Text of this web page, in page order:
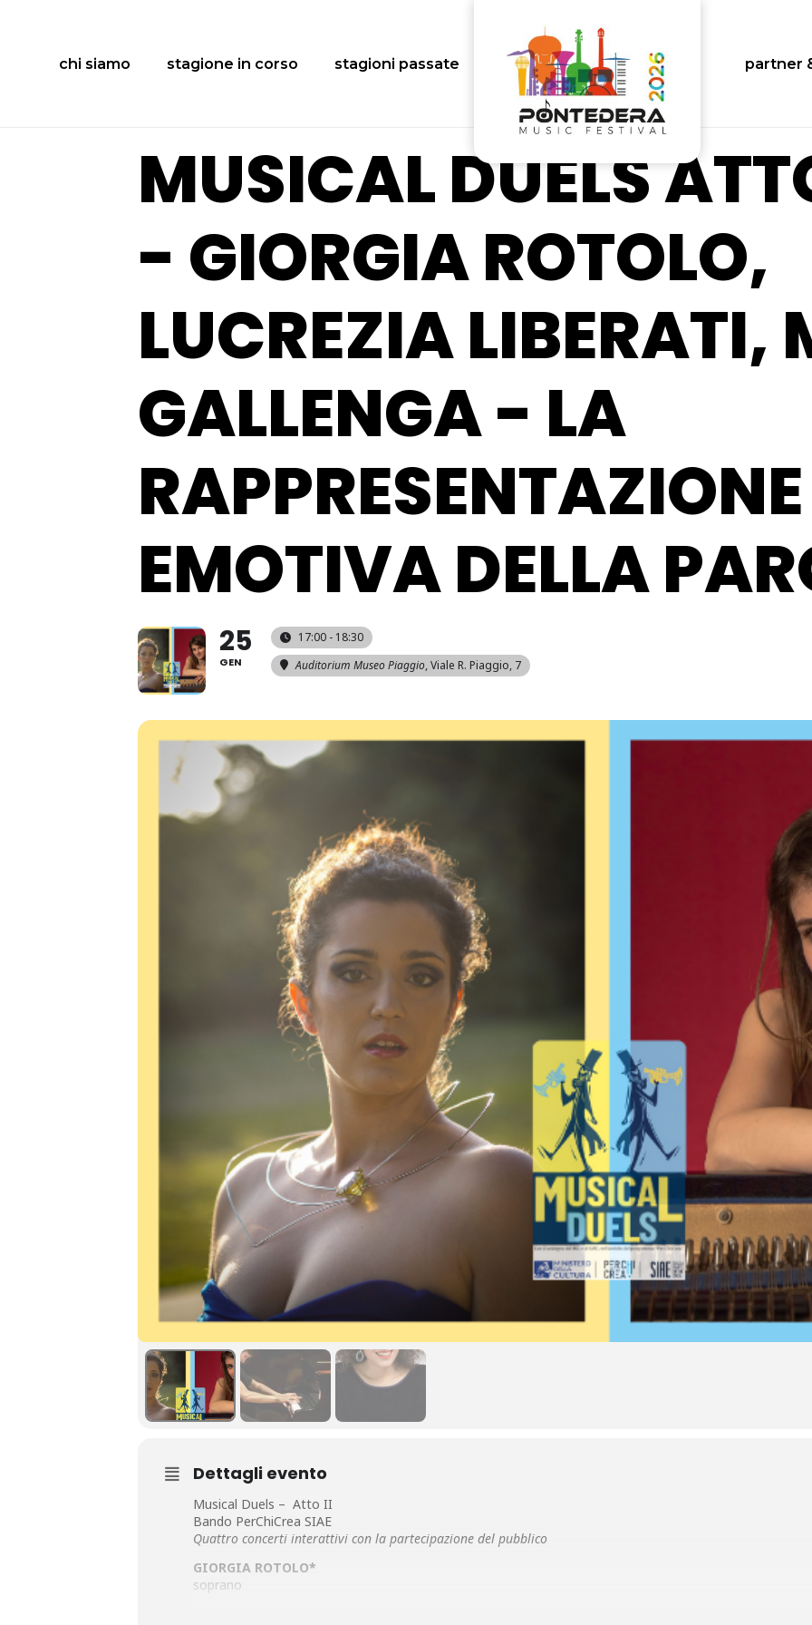
chi siamo stagione in corso stagioni passate partner
MUSICAL DUELS
- GIORGIA ROTOLO,
LUCREZIA LIBERATI,
GALLENGA - LA
RAPPRESENTAZIONE
EMOTIVA DELLA
25
GEN
17:00 - 18:30
Auditorium Museo Piaggio, Viale R. Piaggio, 7
Dettagli evento
Musical Duels – Atto II
Bando PerChiCrea SIAE
Quattro concerti interattivi con la partecipazione del pubblico
GIORGIA ROTOLO*
soprano